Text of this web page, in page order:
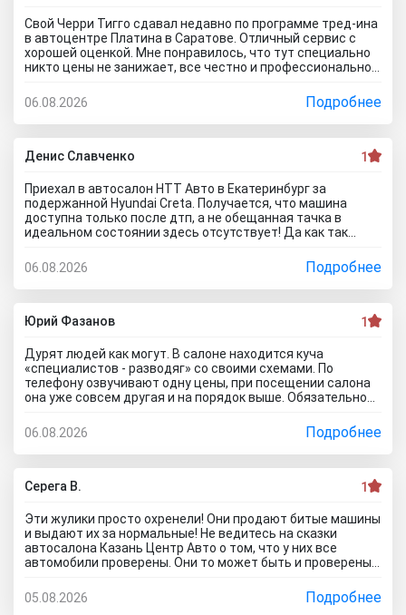
Свой Черри Тигго сдавал недавно по программе тред-ина
в автоцентре Платина в Саратове. Отличный сервис с
хорошей оценкой. Мне понравилось, что тут специально
никто цены не занижает, все честно и профессионально.
предложили подготовку провести тут в салоне. Для
клиента это важно, самому возиться не надо. Сделали
все быстро и поставили нормальную цену. Теперь буду
ждать , пока тачку продадут, не сомневаюсь , что быстро
справятся так как тут работают профессионалы.
06.08.2026 Подробнее
Денис Славченко 1
Приехал в автосалон НТТ Авто в Екатеринбург за
подержанной Hyundai Creta. Получается, что машина
доступна только после дтп, а не обещанная тачка в
идеальном состоянии здесь отсутствует! Да как так
почти не ездила! Я ушел из салона, потому что мне такой
расклад не подходит. Битое авто я могу купить и с рук и
намного дешевле, чем тут... Сожаления только о
потерянном времени которого можно было избежать
если бы я почитал отзывы об автоцентре Нтт авто до
82В.
06.08.2026 Подробнее
Юрий Фазанов 1
Дурят людей как могут. В салоне находится куча
«специалистов - разводяг» со своими схемами. По
телефону озвучивают одну цены, при посещении салона
она уже совсем другая и на порядок выше. Обязательное
соответственно цена на авто вырастет на приличную
сумму. По телефону озвучивают каско якобы первый год в
подарок, а потом на ваше усмотрение и страхование
жизни не обязательно, если работа не связана с риском
для жизни. Автомобиль типо находится на складе.
привезут его. Какой будет автомобиль? По отзывам об
автосалоне Авиатор были случаи со скрученным
пробегом и рядом недостатков. Народ, не тратьте время
и деньги. Будьте бдительны! Обманщикам в карму все
равно влетит как не крути...
06.08.2026 Подробнее
Серега В. 1
Эти жулики просто охренели! Они продают битые машины
и выдают их за нормальные! Не ведитесь на сказки
автосалона Казань Центр Авто о том, что у них все
автомобили проверены. Они то может быть и проверены,
тоже осматривал такой «проверенный» автомобиль.
Оказалось, что у машины кривой кузов и плавают зазоры
05.08.2026 Подробнее